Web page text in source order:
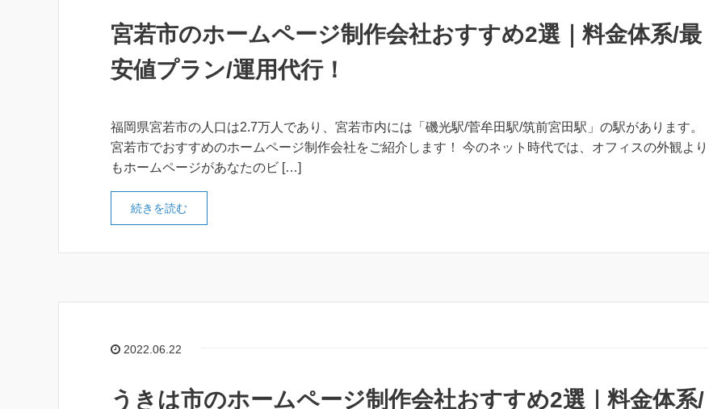
宮若市のホームページ制作会社おすすめ2選｜料金体系/最
安値プラン/運用代行！
福岡県宮若市の人口は2.7万人であり、宮若市内には「磯光駅/菅牟田駅/筑前宮田駅」の駅があります。
宮若市でおすすめのホームページ制作会社をご紹介します！ 今のネット時代では、オフィスの外観より
もホームページがあなたのビ […]
続きを読む
2022.06.22
うきは市のホームページ制作会社おすすめ2選｜料金体系/